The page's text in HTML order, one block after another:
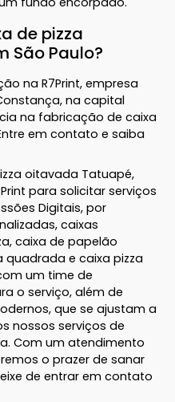
de pizza
São Paulo?
na R7Print, empresa
na capital
na fabricação de caixa
em contato e saiba
oitavada Tatuapé,
para solicitar serviços
Digitais, por
caixas
caixa de papelão
quadrada e caixa pizza
um time de
o serviço, além de
que se ajustam a
nossos serviços de
Com um atendimento
o prazer de sanar
de entrar em contato